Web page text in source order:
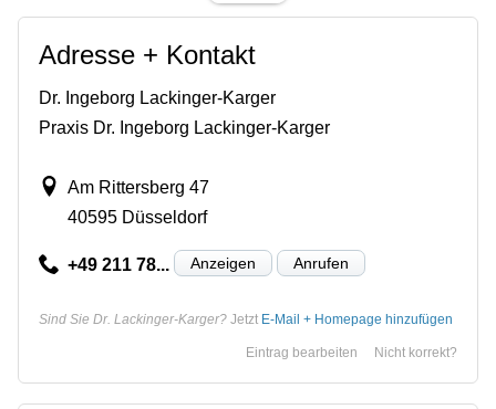
Adresse + Kontakt
Dr. Ingeborg Lackinger-Karger
Praxis Dr. Ingeborg Lackinger-Karger
Am Rittersberg 47
40595 Düsseldorf
+49 211 78... Anzeigen Anrufen
Sind Sie Dr. Lackinger-Karger? Jetzt E-Mail + Homepage hinzufügen
Nicht korrekt?
Eintrag bearbeiten